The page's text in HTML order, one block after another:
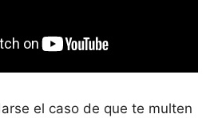
el caso de que te multen